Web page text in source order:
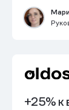
+25% к